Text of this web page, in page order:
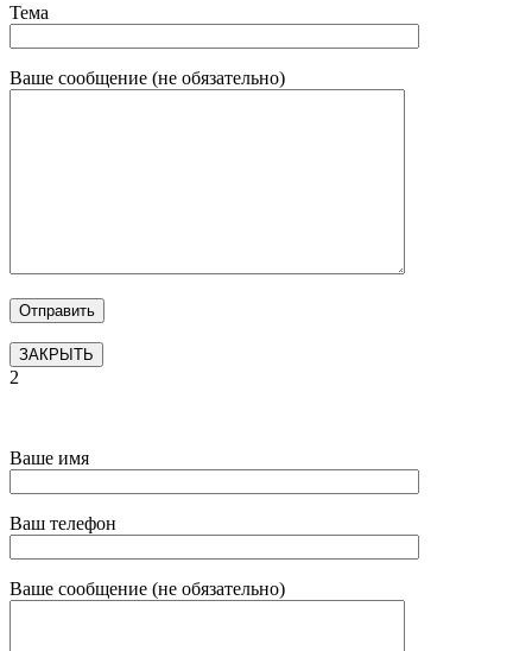
Тема
Ваше сообщение (не обязательно)
ЗАКРЫТЬ
2
Ваше имя
Ваш телефон
Ваше сообщение (не обязательно)